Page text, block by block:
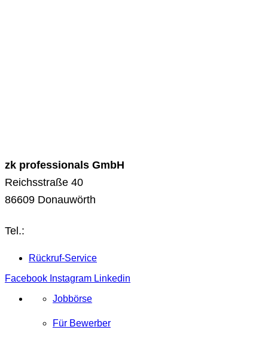
zk professionals GmbH
Reichsstraße 40
86609 Donauwörth
Tel.:
Rückruf-Service
Facebook Instagram Linkedin
Jobbörse
Für Bewerber